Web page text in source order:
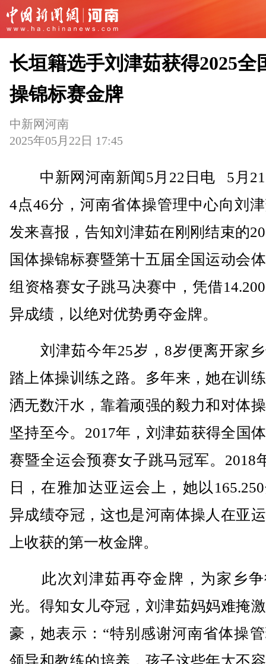
长垣籍选手刘津茹获得2025全
操锦标赛金牌
中新网河南
2025年05月22日 17:45
中新网河南新闻5月22日电 5月21
4点46分，河南省体操管理中心向刘
发来喜报，告知刘津茹在刚刚结束的
国体操锦标赛暨第十五届全国运动会
组资格赛女子跳马决赛中，凭借
异成绩，以绝对优势勇夺金牌。
刘津茹今年25岁，8岁便离开家乡
踏上体操训练之路。多年来，她在训
洒无数汗水，靠着顽强的毅力和对体
坚持至今。2017年，刘津茹获得全国
赛暨全运会预赛女子跳马冠军。2018
日，在雅加达亚运会上，她以
异成绩夺冠，这也是河南体操人在亚
上收获的第一枚金牌。
此次刘津茹再夺金牌，为家乡争
光。得知女儿夺冠，刘津茹妈妈难掩
豪，她表示：“特别感谢河南省体操
领导和教练的培养，孩子这些年太不